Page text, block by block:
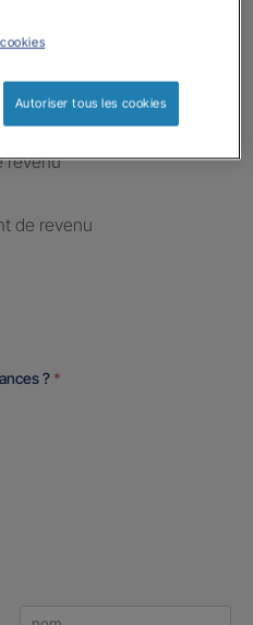
revenu
de revenu
? *
Autoriser tous les cookies